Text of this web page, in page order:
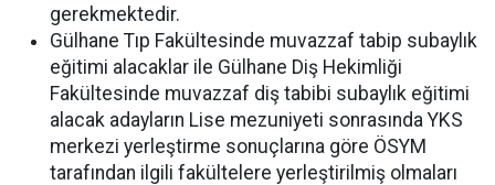
gerekmektedir.
Gülhane Tıp Fakültesinde muvazzaf tabip subaylık
eğitimi alacaklar ile Gülhane Diş Hekimliği
Fakültesinde muvazzaf diş tabibi subaylık eğitimi
alacak adayların Lise mezuniyeti sonrasında YKS
merkezi yerleştirme sonuçlarına göre ÖSYM
tarafından ilgili fakültelere yerleştirilmiş olmaları